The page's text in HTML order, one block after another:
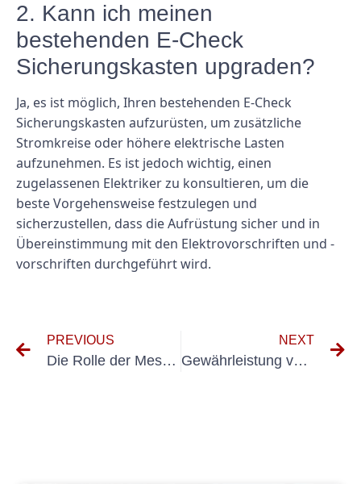
2. Kann ich meinen
bestehenden E-Check
Sicherungskasten upgraden?
Ja, es ist möglich, Ihren bestehenden E-Check
Sicherungskasten aufzurüsten, um zusätzliche
Stromkreise oder höhere elektrische Lasten
aufzunehmen. Es ist jedoch wichtig, einen
zugelassenen Elektriker zu konsultieren, um die
beste Vorgehensweise festzulegen und
sicherzustellen, dass die Aufrüstung sicher und in
Übereinstimmung mit den Elektrovorschriften und -
vorschriften durchgeführt wird.
PREVIOUS
Die Rolle der Messung DIN VDE 0100 Teil 600 bei der Vermeidung elektrischer Gefahren
NEXT
Gewährleistung von Sicherheit und Qualität durch 0701 VDE-Konformität